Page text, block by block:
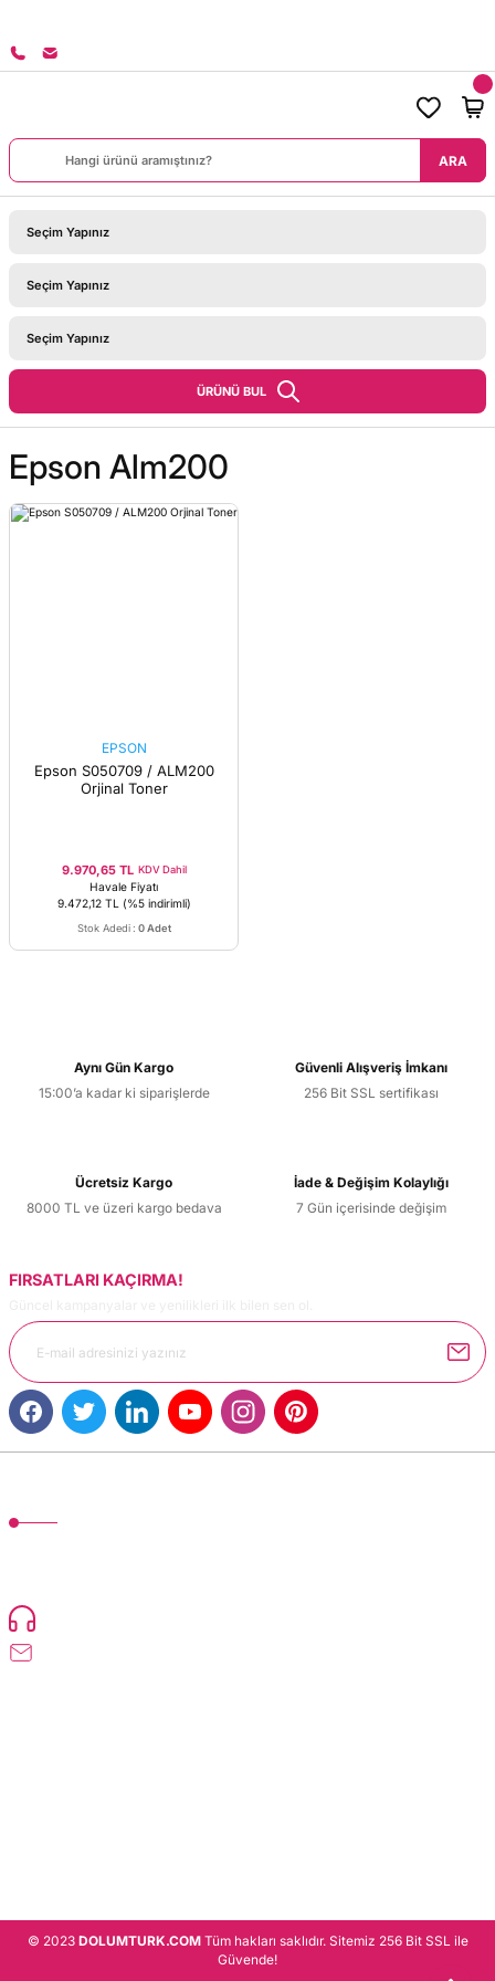
ARA
ÜRÜNÜ BUL
Epson Alm200
EPSON
Epson S050709 / ALM200
Orjinal Toner
9.970,65 TL KDV Dahil
Havale Fiyatı
9.472,12 TL
(%5 indirimli)
Stok Adedi : 0 Adet
Aynı Gün Kargo
15:00’a kadar ki siparişlerde
Güvenli Alışveriş İmkanı
256 Bit SSL sertifikası
Ücretsiz Kargo
8000 TL ve üzeri kargo bedava
İade & Değişim Kolaylığı
7 Gün içerisinde değişim
FIRSATLARI KAÇIRMA!
© 2023 DOLUMTURK.COMTüm hakları saklıdır. Sitemiz 256 Bit SSL ile
Güvende!